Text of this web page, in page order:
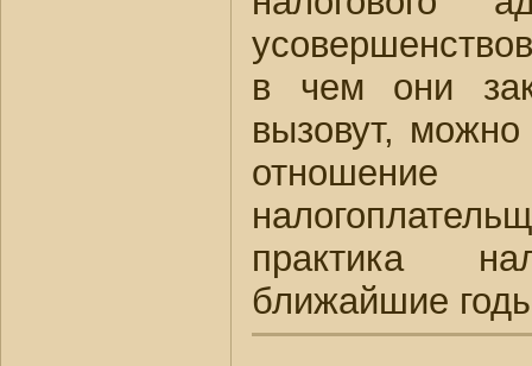
в чем они
вызовут,
практика
ближайшие